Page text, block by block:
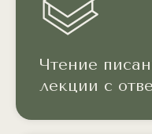
Чтение
лекции с